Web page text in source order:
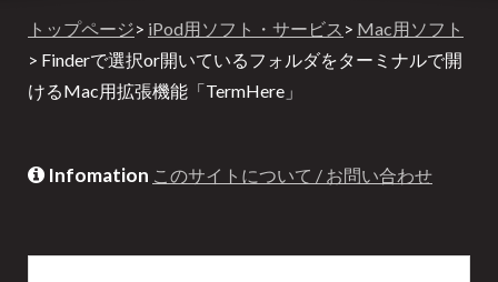
トップページ> iPod用ソフト・サービス > Mac用ソフト
> Finderで選択or開いているフォルダをターミナルで開
けるMac用拡張機能「TermHere」
Infomation このサイトについて / お問い合わせ